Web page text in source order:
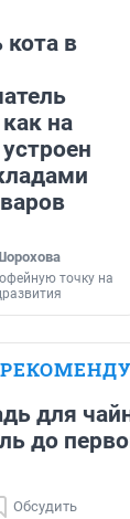
в
на
точку на
для
до
Обсудить